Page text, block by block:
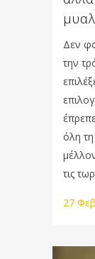
Δεν
την
όλη
τις
27